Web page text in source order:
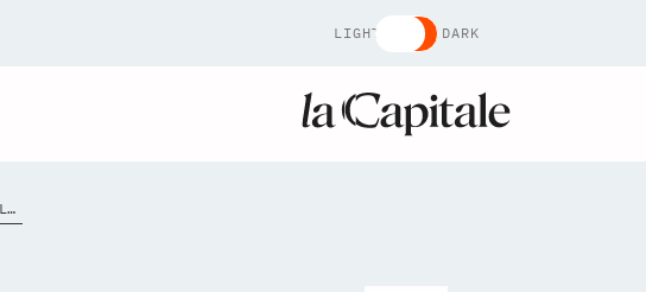
LIGHT DARK
PREMIO-FABRIZIO-DE-ANDR%C3%A9-MAGLIANA-OMAGGIA-IL-CANTAUTORE-GENOVESE